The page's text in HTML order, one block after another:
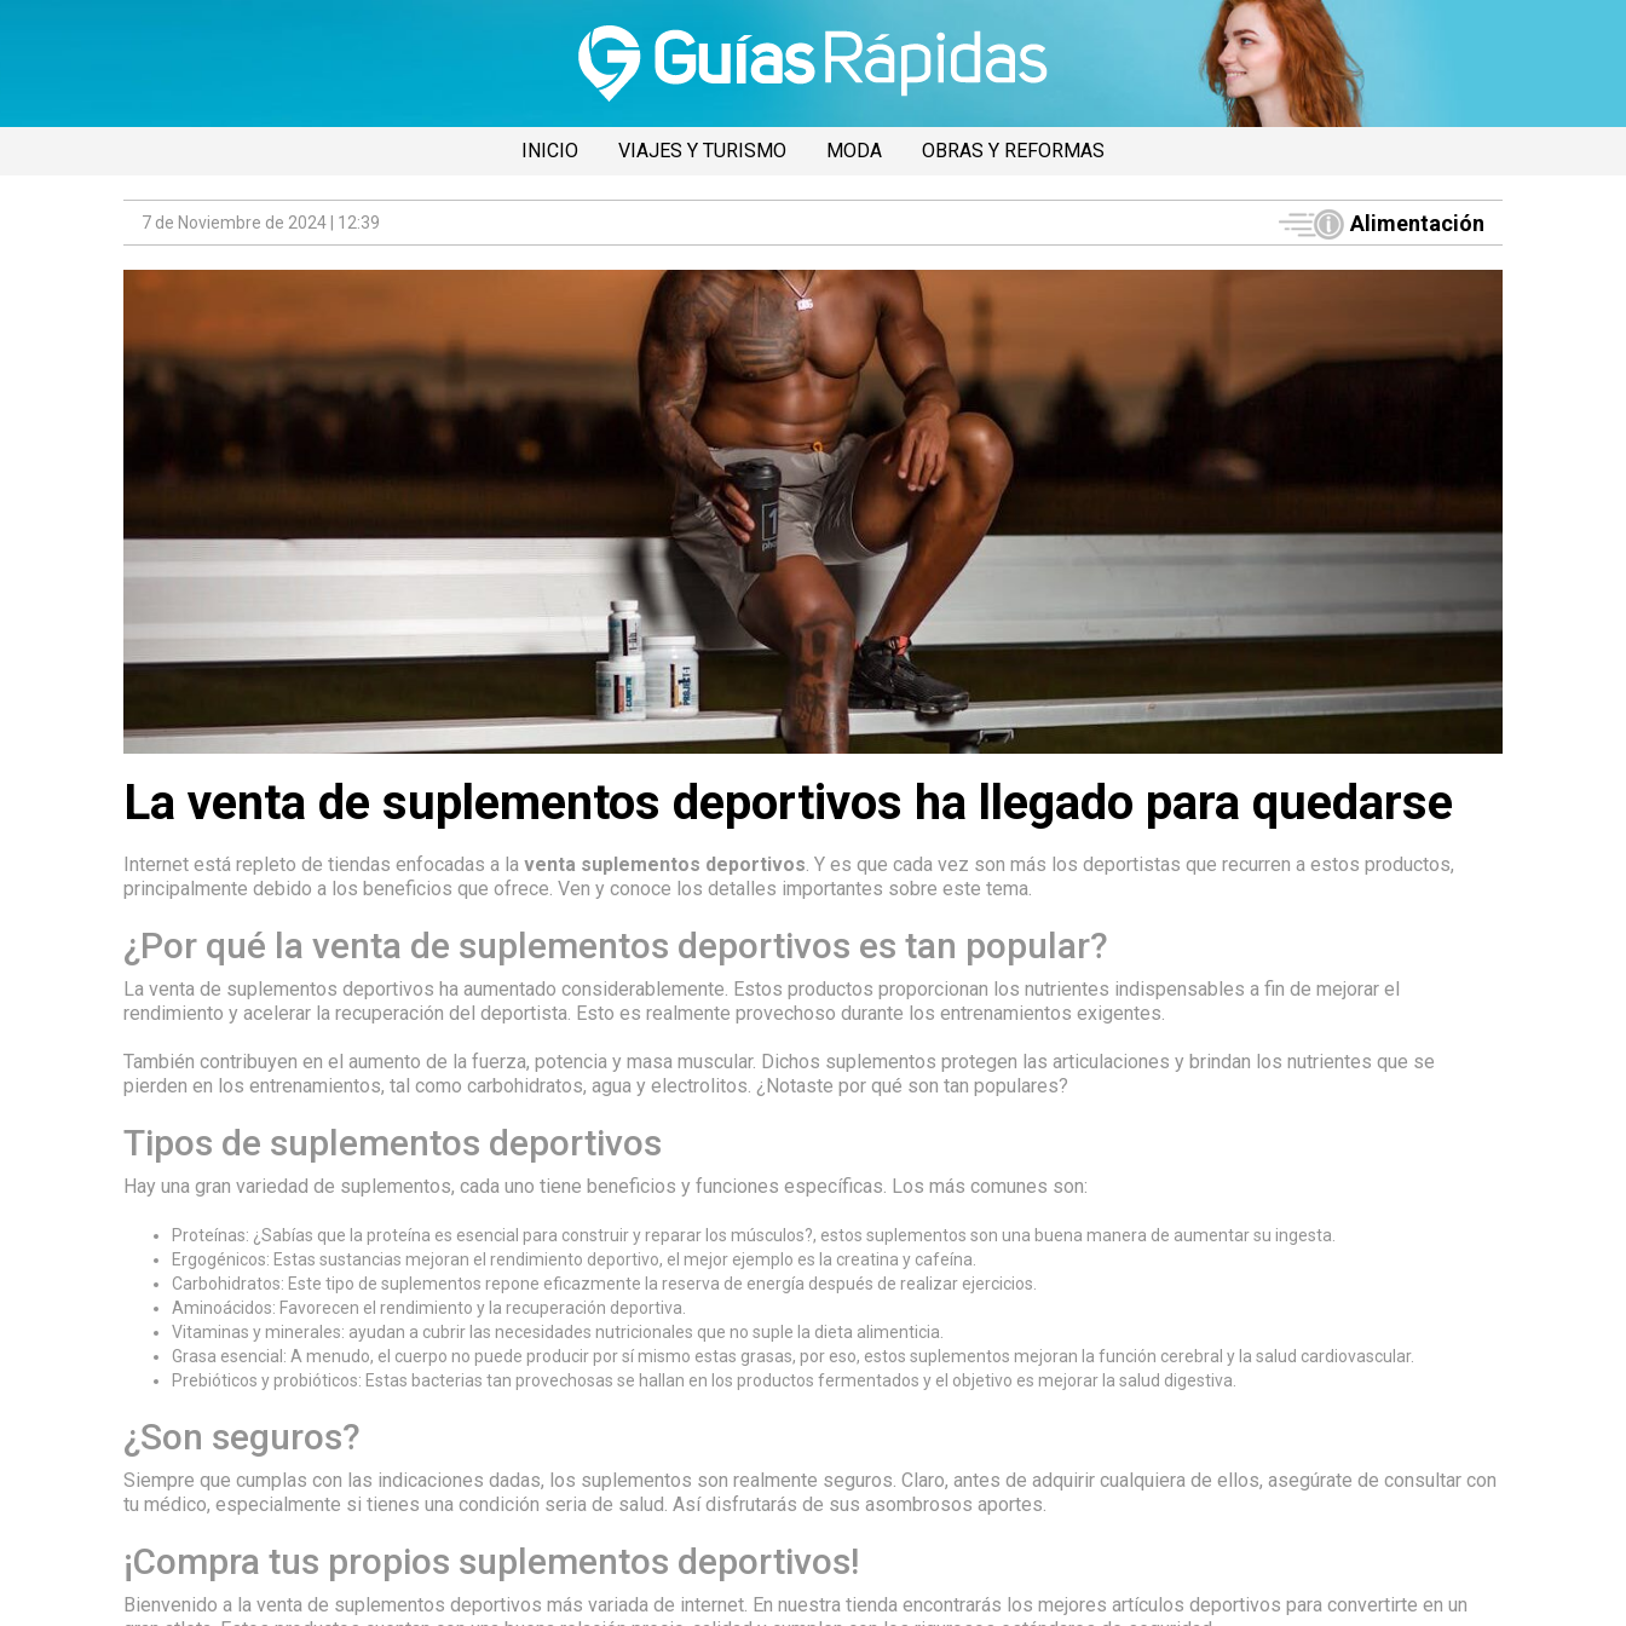
INICIO VIAJES Y TURISMO MODA OBRAS Y REFORMAS
7 de Noviembre de 2024 | 12:39 Alimentación
La venta de suplementos deportivos ha llegado para quedarse
Internet está repleto de tiendas enfocadas a la venta suplementos deportivos. Y es que cada vez son más los deportistas que recurren a estos productos,
principalmente debido a los beneficios que ofrece. Ven y conoce los detalles importantes sobre este tema.
¿Por qué la venta de suplementos deportivos es tan popular?
La venta de suplementos deportivos ha aumentado considerablemente. Estos productos proporcionan los nutrientes indispensables a fin de mejorar el
rendimiento y acelerar la recuperación del deportista. Esto es realmente provechoso durante los entrenamientos exigentes.
También contribuyen en el aumento de la fuerza, potencia y masa muscular. Dichos suplementos protegen las articulaciones y brindan los nutrientes que se
pierden en los entrenamientos, tal como carbohidratos, agua y electrolitos. ¿Notaste por qué son tan populares?
Tipos de suplementos deportivos
Hay una gran variedad de suplementos, cada uno tiene beneficios y funciones específicas. Los más comunes son:
Proteínas: ¿Sabías que la proteína es esencial para construir y reparar los músculos?, estos suplementos son una buena manera de aumentar su ingesta.
Ergogénicos: Estas sustancias mejoran el rendimiento deportivo, el mejor ejemplo es la creatina y cafeína.
Carbohidratos: Este tipo de suplementos repone eficazmente la reserva de energía después de realizar ejercicios.
Aminoácidos: Favorecen el rendimiento y la recuperación deportiva.
Vitaminas y minerales: ayudan a cubrir las necesidades nutricionales que no suple la dieta alimenticia.
Grasa esencial: A menudo, el cuerpo no puede producir por sí mismo estas grasas, por eso, estos suplementos mejoran la función cerebral y la salud cardiovascular.
Prebióticos y probióticos: Estas bacterias tan provechosas se hallan en los productos fermentados y el objetivo es mejorar la salud digestiva.
¿Son seguros?
Siempre que cumplas con las indicaciones dadas, los suplementos son realmente seguros. Claro, antes de adquirir cualquiera de ellos, asegúrate de consultar con
tu médico, especialmente si tienes una condición seria de salud. Así disfrutarás de sus asombrosos aportes.
¡Compra tus propios suplementos deportivos!
Bienvenido a la venta de suplementos deportivos más variada de internet. En nuestra tienda encontrarás los mejores artículos deportivos para convertirte en un